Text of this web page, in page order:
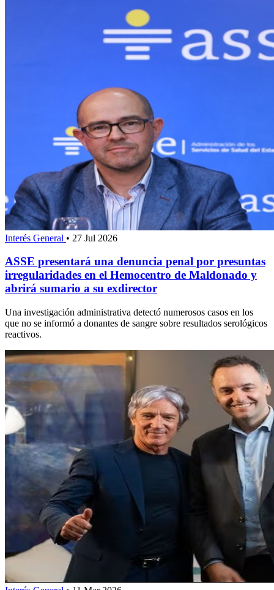
Interés General • 27 Jul 2026
ASSE presentará una denuncia penal por presuntas
irregularidades en el Hemocentro de Maldonado y
abrirá sumario a su exdirector
Una investigación administrativa detectó numerosos casos en los
que no se informó a donantes de sangre sobre resultados serológicos
reactivos.